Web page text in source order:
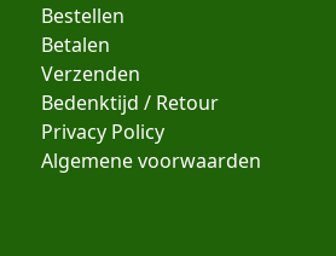
Bestellen
Betalen
Verzenden
Bedenktijd / Retour
Privacy Policy
Algemene voorwaarden